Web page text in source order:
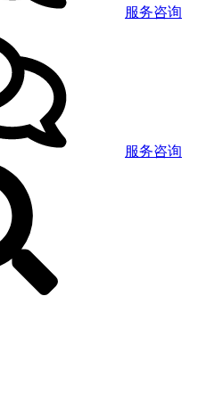
服务咨询
服务咨询